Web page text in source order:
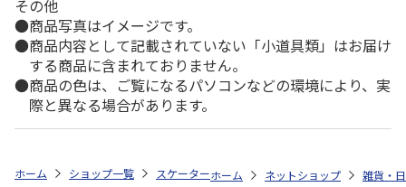
その他
商品写真はイメージです。
商品内容として記載されていない「小道具類」はお届け
する商品に含まれておりません。
商品の色は、ご覧になるパソコンなどの環境により、実
際と異なる場合があります。
ホーム ショップ一覧 スケーター 抗菌マスクストッカー すみっコぐ
ホーム ネットショップ 雑貨・